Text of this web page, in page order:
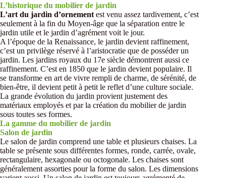
L’historique du mobilier de jardin
L’art du jardin d’ornement est venu assez tardivement, c’est
seulement à la fin du Moyen-âge que la séparation entre le
jardin utile et le jardin d’agrément voit le jour.
A l’époque de la Renaissance, le jardin devient raffinement,
c’est un privilège réservé à l’aristocratie que de posséder un
jardin. Les jardins royaux du 17e siècle démontrent aussi ce
raffinement. C’est en 1850 que le jardin devient populaire. Il
se transforme en art de vivre rempli de charme, de sérénité, de
bien-être, il devient petit à petit le reflet d’une culture sociale.
La grande évolution du jardin provient justement des
matériaux employés et par la création du mobilier de jardin
sous toutes ses formes.
La gamme du mobilier de jardin
Salon de jardin
Le salon de jardin comprend une table et plusieurs chaises. La
table se présente sous différentes formes, ronde, carrée, ovale,
rectangulaire, hexagonale ou octogonale. Les chaises sont
généralement assorties pour la forme du salon. Les dimensions